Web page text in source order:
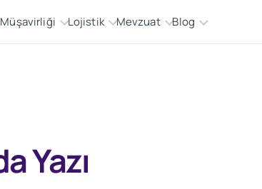
Lojistik Mevzuat Blog
Yazı